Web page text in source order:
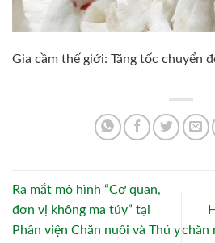
Gia cầm thế giới: Tăng tốc chuyển
Ra mắt mô hình “Cơ quan,
đơn vị không ma túy” tại
Phân viện Chăn nuôi và Thú ychăn